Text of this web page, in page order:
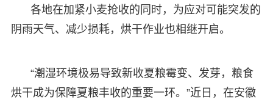
各地在加紧小麦抢收的同时，为应对可能突发的
阴雨天气、减少损耗，烘干作业也相继开启。
“潮湿环境极易导致新收夏粮霉变、发芽，粮食
烘干成为保障夏粮丰收的重要一环。”近日，在安徽